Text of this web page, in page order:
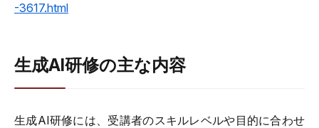
-3617.html
生成AI研修の主な内容
生成AI研修には、受講者のスキルレベルや目的に合わせ